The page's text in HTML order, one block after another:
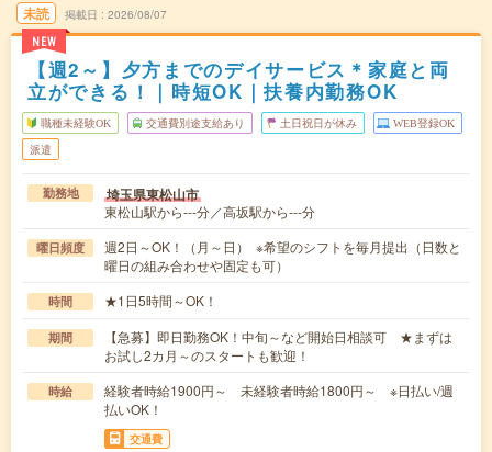
未読
NEW
掲載日 2026/08/07
【週2～】夕方までのデイサービス＊家庭と両
立ができる！｜時短OK｜扶養内勤務OK
職種未経験OK 交通費別途支給あり 土日祝日が休み WEB登録OK
派遣
勤務地 埼玉県東松山市
東松山駅から---分／高坂駅から---分
曜日頻度
週2日～OK！（月～日） ※希望のシフトを毎月提出（日数と
曜日の組み合わせや固定も可）
時間 ★1日5時間～OK！
期間
【急募】即日勤務OK！中旬～など開始日相談可 ★まずは
お試し2カ月～のスタートも歓迎！
時給
経験者時給1900円～ 未経験者時給1800円～ ※日払い/週
払いOK！
交通費